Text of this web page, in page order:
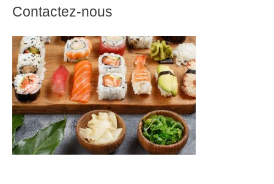
Contactez-nous